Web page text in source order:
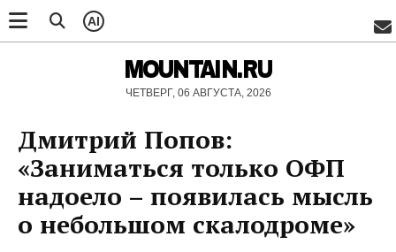
AI
MOUNTAIN.RU
ЧЕТВЕРГ, 06 АВГУСТА, 2026
Дмитрий Попов:
«Заниматься только ОФП
надоело – появилась мысль
о небольшом скалодроме»